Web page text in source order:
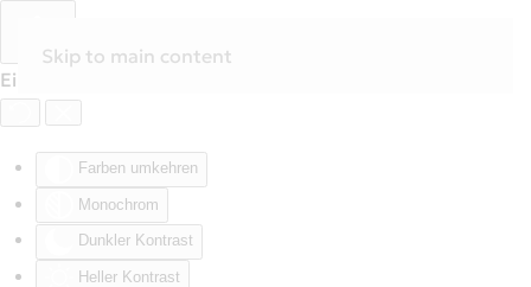
Eingabehilfen öffnen
Farben umkehren
Monochrom
Dunkler Kontrast
Heller Kontrast
Skip to main content